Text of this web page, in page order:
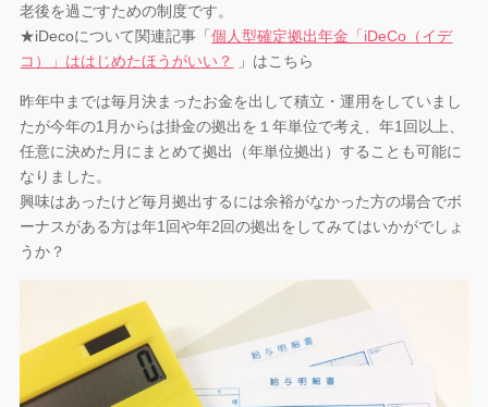
老後を過ごすための制度です。
★iDecoについて関連記事「個人型確定拠出年金「iDeCo（イデ
コ）」ははじめたほうがいい？
」はこちら
昨年中までは毎月決まったお金を出して積立・運用をしていまし
たが今年の1月からは掛金の拠出を１年単位で考え、年1回以上、
任意に決めた月にまとめて拠出（年単位拠出）することも可能に
なりました。
興味はあったけど毎月拠出するには余裕がなかった方の場合でボ
ーナスがある方は年1回や年2回の拠出をしてみてはいかがでしょ
うか？